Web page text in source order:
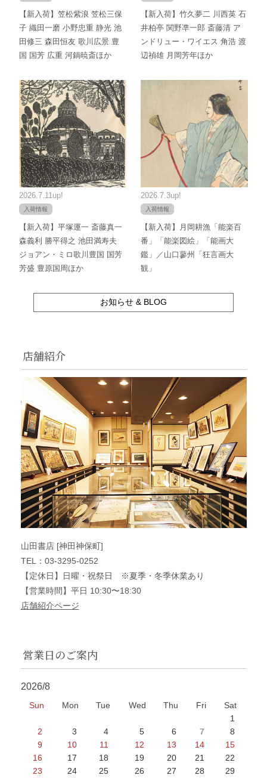
【新入荷】笠松紫浪 笠松三保
子 織田一磨 小野忠重 静光 池
田修三 森田恒友 歌川広景 豊
国 国芳 広重 河鍋暁斎ほか
【新入荷】竹久夢二 川西英 石
井柏亭 関野凖一郎 斎藤清 ア
ンドリュー・ワイエス 角浩 渡
辺禎雄 月岡芳年ほか
2026.7.11up!
入荷情報
【新入荷】平塚運一 斎藤真一
森義利 勝平得之 池田満寿夫
ジョアン・ミロ歌川豊国 国芳
芳盛 豊原国周ほか
2026.7.3up!
入荷情報
【新入荷】月岡耕漁「能楽百
番」「能楽図絵」「能画大
鑑」／山口蓼州「狂言画大
観」
お知らせ & BLOG
店舗紹介
山田書店 [神田神保町]
TEL：03-3295-0252
【定休日】日曜・祝祭日 ※夏季・冬季休業あり
【営業時間】平日 10:30〜18:30
店舗紹介ページ
営業日のご案内
2026/8
Sun Mon Tue Wed Thu Fri
Sat
1
2
3 4 5 6 7
8
9
10 11 12 13 14
15
16
17 18 19 20 21
22
23
24 25 26 27 28
29